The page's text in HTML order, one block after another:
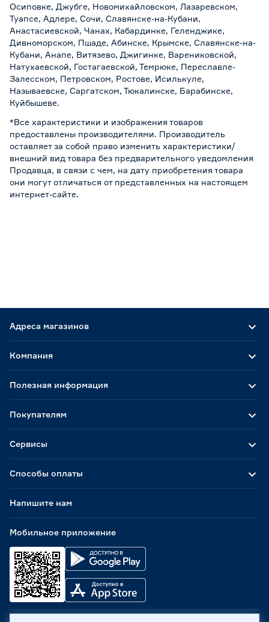
Осиповке, Джубге, Новомихайловском, Лазаревском,
Туапсе, Адлере, Сочи, Славянске-на-Кубани,
Анастасиевской, Чанах, Кабардинке, Геленджике,
Дивноморском, Пшаде, Абинске, Крымске, Славянске-на-
Кубани, Анапе, Витязево, Джигинке, Варениковской,
Натухаевской, Гостагаевской, Темрюке, Переславле-
Залесском, Петровском, Ростове, Исилькуле,
Называевске, Саргатском, Тюкалинске, Барабинске,
Куйбышеве.
*Все характеристики и изображения товаров
предоставлены производителями. Производитель
оставляет за собой право изменить характеристики/
внешний вид товара без предварительного уведомления
Продавца, в связи с чем, на дату приобретения товара
они могут отличаться от представленных на настоящем
интернет-сайте.
Адреса магазинов
Способы оплаты
Мобильное приложение
Компания
Полезная информация
Покупателям
Сервисы
Напишите нам